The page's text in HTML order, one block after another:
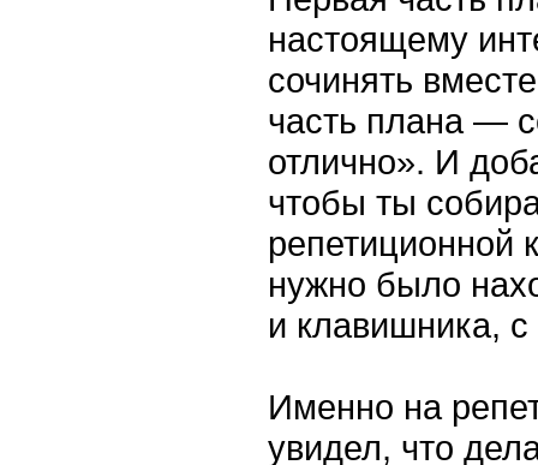
настоящему
сочинять
часть плана —
отлично». И
чтобы ты
репетиционной
нужно было
и клавишника,
Именно на
увидел, что